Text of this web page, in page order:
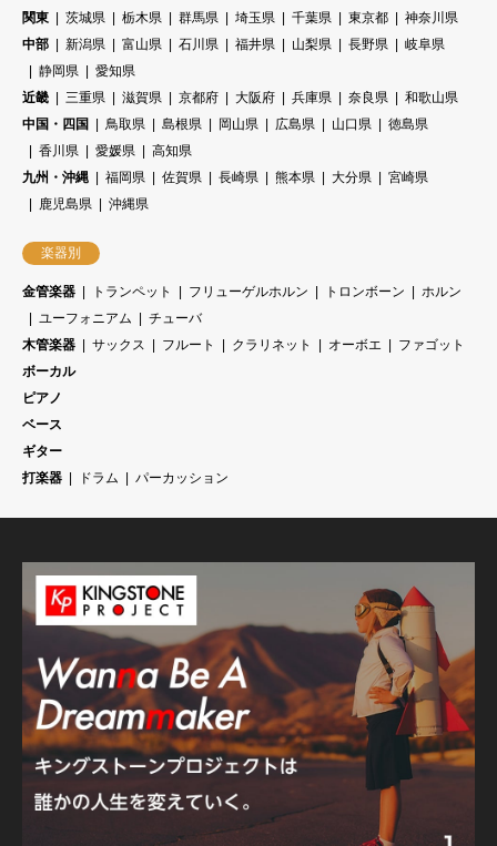
関東
茨城県 栃木県 群馬県 埼玉県 千葉県 東京都
神奈川県
中部
新潟県 富山県 石川県 福井県 山梨県 長野県
岐阜県
静岡県
愛知県
近畿
三重県 滋賀県 京都府 大阪府 兵庫県 奈良県
和歌山県
中国・四国
鳥取県 島根県 岡山県 広島県 山口県
徳島県
香川県
愛媛県
高知県
九州・沖縄
福岡県 佐賀県 長崎県 熊本県 大分県
宮崎県
鹿児島県
沖縄県
楽器別
金管楽器 トランペット フリューゲルホルン トロンボーン
ホルン
ユーフォニアム
チューバ
木管楽器
サックス フルート クラリネット オーボエ
ファゴット
ボーカル
ピアノ
ベース
ギター
打楽器
ドラム パーカッション